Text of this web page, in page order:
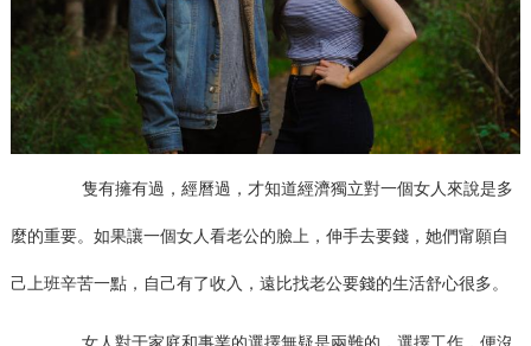
隻有擁有過，經曆過，才知道經濟獨立對一個女人來說是多
麼的重要。如果讓一個女人看老公的臉上，伸手去要錢，她們甯願自
己上班辛苦一點，自己有了收入，遠比找老公要錢的生活舒心很多。